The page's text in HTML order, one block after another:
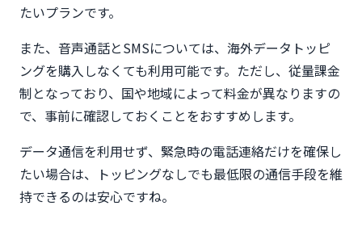
たいプランです。
また、音声通話とSMSについては、海外データトッピ
ングを購入しなくても利用可能です。ただし、従量課金
制となっており、国や地域によって料金が異なりますの
で、事前に確認しておくことをおすすめします。
データ通信を利用せず、緊急時の電話連絡だけを確保し
たい場合は、トッピングなしでも最低限の通信手段を維
持できるのは安心ですね。